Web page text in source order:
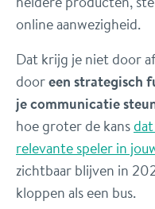
online aanwezigheid.
Dat krijg je niet door
dooreen strategisch
je communicatie
hoe groter de kans
relevante speler in
zichtbaar blijven in
kloppen als een bus.